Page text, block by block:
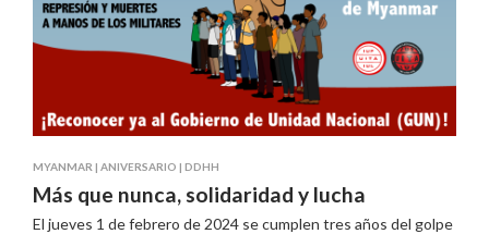
MYANMAR | ANIVERSARIO | DDHH
Más que nunca, solidaridad y lucha
El jueves 1 de febrero de 2024 se cumplen tres años del golpe